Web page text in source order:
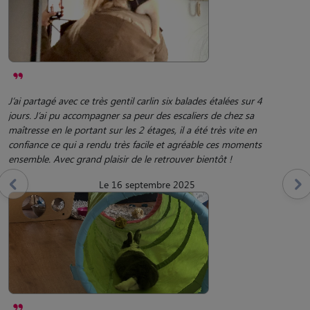
J’ai partagé avec ce très gentil carlin six balades étalées sur 4
jours. J’ai pu accompagner sa peur des escaliers de chez sa
maîtresse en le portant sur les 2 étages, il a été très vite en
confiance ce qui a rendu très facile et agréable ces moments
ensemble. Avec grand plaisir de le retrouver bientôt !
Le 16 septembre 2025